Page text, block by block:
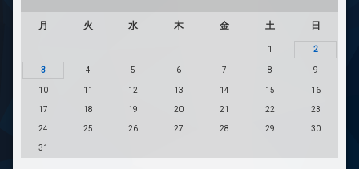
月 火 水 木 金 土 日
1 2
3 4 5 6 7 8 9
10 11 12 13 14 15 16
17 18 19 20 21 22 23
24 25 26 27 28 29 30
31